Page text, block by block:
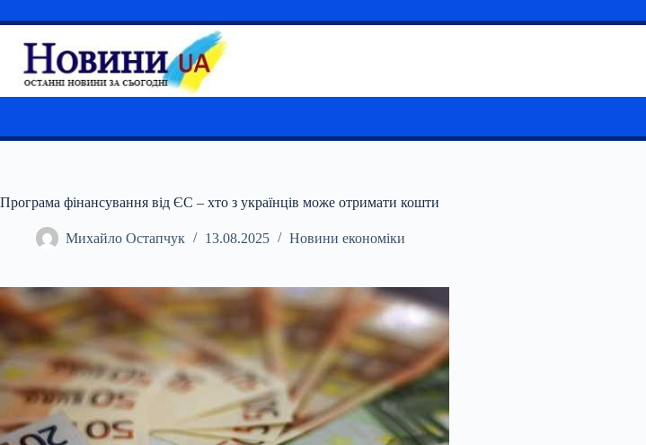
до
вмісту
Програма фінансування від ЄС – хто з українців може отримати кошти
Михайло Остапчук 13.08.2025 Новини економіки